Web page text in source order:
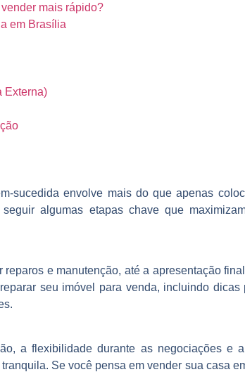
mais rápido?
em Brasília
Externa)
sucedida envolve mais do que apenas
algumas etapas chave que
e manutenção, até a apresentação
seu imóvel para venda, incluindo
a flexibilidade durante as negociações e
Se você pensa em vender sua casa